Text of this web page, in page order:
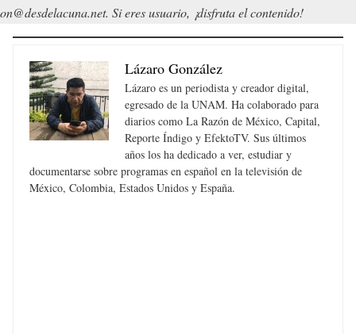
Si eres usuario, ¡disfruta el contenido!
Lázaro González
Lázaro es un periodista y creador digital,
egresado de la UNAM. Ha colaborado para
diarios como La Razón de México, Capital,
Reporte Índigo y EfektoTV. Sus últimos
años los ha dedicado a ver, estudiar y
documentarse sobre programas en español en la televisión de
México, Colombia, Estados Unidos y España.